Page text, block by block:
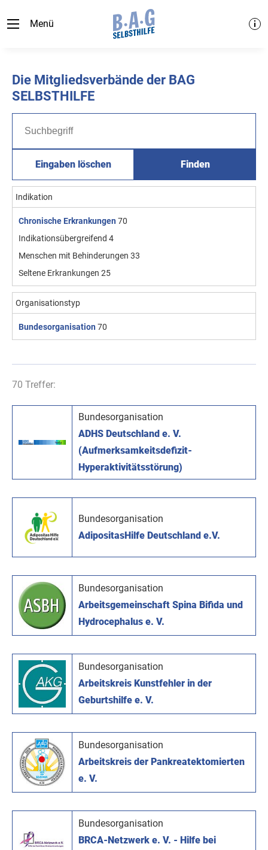
Menü
Die Mitgliedsverbände der BAG
SELBSTHILFE
Eingaben löschen Finden
Indikation
Chronische Erkrankungen 70
Indikationsübergreifend 4
Menschen mit Behinderungen 33
Seltene Erkrankungen 25
Organisationstyp
Bundesorganisation 70
70 Treffer:
Bundesorganisation
ADHS Deutschland e. V.
(Aufmerksamkeitsdefizit-
Hyperaktivitätsstörung)
Bundesorganisation
AdipositasHilfe Deutschland e.V.
Bundesorganisation
Arbeitsgemeinschaft Spina Bifida und
Hydrocephalus e. V.
Bundesorganisation
Arbeitskreis Kunstfehler in der
Geburtshilfe e. V.
Bundesorganisation
Arbeitskreis der Pankreatektomierten
e. V.
Bundesorganisation
BRCA-Netzwerk e. V. - Hilfe bei